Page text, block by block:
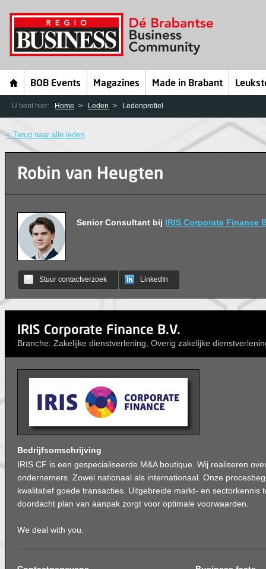
BOB Events Magazines Made in Brabant
U bent hier: Home Leden Ledenprofiel
< Terug naar alle leden
Robin van Heugten
Senior Consultant bij IRIS Corporate Finance
Stuur contactverzoek LinkedIn
IRIS Corporate Finance B.V.
Branche: Zakelijke dienstverlening, Overig zakelijke
Bedrijfsomschrijving
IRIS CF is een gespecialiseerde M&A boutique. Wij realiseren
ondernemers. Zowel nationaal als internationaal. Onze
kwalitatief goede transacties. Uitgebreide markt- en sectorkennis
doordacht plan van aanpak zorgt voor optimale voorwaarden.
We deal with you.